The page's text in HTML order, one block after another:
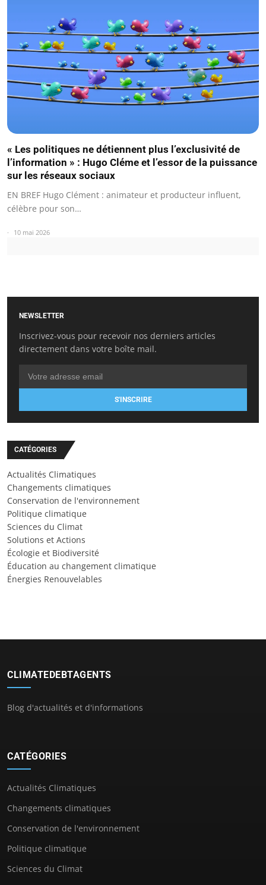
« Les politiques ne détiennent plus l’exclusivité de
l’information » : Hugo Cléme et l’essor de la puissance
sur les réseaux sociaux
EN BREF Hugo Clément : animateur et producteur influent,
célèbre pour son…
10 mai 2026
NEWSLETTER
Inscrivez-vous pour recevoir nos derniers articles
directement dans votre boîte mail.
S'INSCRIRE
CATÉGORIES
Actualités Climatiques
Changements climatiques
Conservation de l'environnement
Politique climatique
Sciences du Climat
Solutions et Actions
Écologie et Biodiversité
Éducation au changement climatique
Énergies Renouvelables
CLIMATEDEBTAGENTS
Blog d'actualités et d'informations
CATÉGORIES
Actualités Climatiques
Changements climatiques
Conservation de l'environnement
Politique climatique
Sciences du Climat